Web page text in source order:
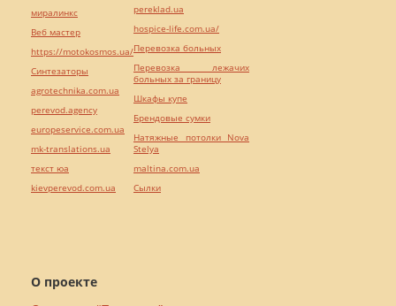
О проекте
миралинкс
Веб мастер
https://motokosmos.ua/
Синтезаторы
agrotechnika.com.ua
perevod.agency
europeservice.com.ua
mk-translations.ua
текст юа
kievperevod.com.ua
pereklad.ua
hospice-life.com.ua/
Перевозка больных
Перевозка лежачих
больных за границу
Шкафы купе
Брендовые сумки
Натяжные потолки Nova
Stelya
maltina.com.ua
Cылки